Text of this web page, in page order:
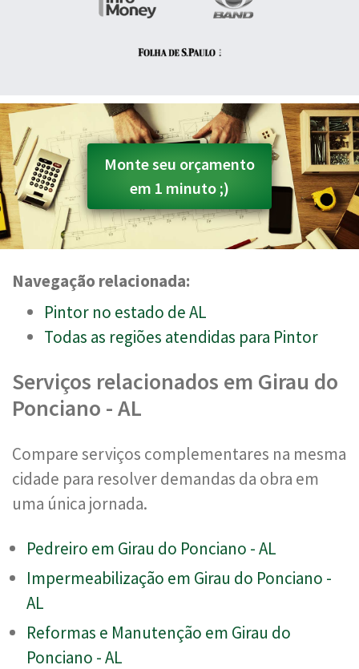
Monte seu orçamento
em 1 minuto ;)
Navegação relacionada:
Pintor no estado de AL
Todas as regiões atendidas para Pintor
Serviços relacionados em Girau do
Ponciano - AL
Compare serviços complementares na mesma
cidade para resolver demandas da obra em
uma única jornada.
Pedreiro em Girau do Ponciano - AL
Impermeabilização em Girau do Ponciano -
AL
Reformas e Manutenção em Girau do
Ponciano - AL